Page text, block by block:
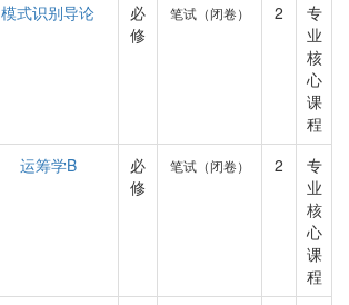
模式识别导论
必
修
笔试（闭卷） 2
专
业
核
心
课
程
运筹学B
必
修
笔试（闭卷） 2
专
业
核
心
课
程